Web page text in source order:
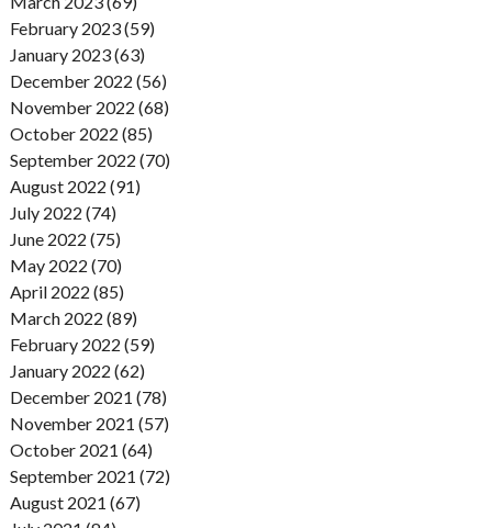
February 2023 (59)
January 2023 (63)
December 2022 (56)
November 2022 (68)
October 2022 (85)
September 2022 (70)
August 2022 (91)
July 2022 (74)
June 2022 (75)
May 2022 (70)
April 2022 (85)
March 2022 (89)
February 2022 (59)
January 2022 (62)
December 2021 (78)
November 2021 (57)
October 2021 (64)
September 2021 (72)
August 2021 (67)